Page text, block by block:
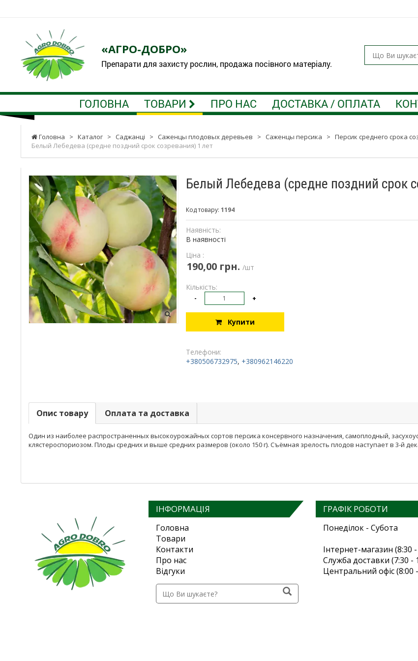
«АГРО-ДОБРО»
Препарати для захисту рослин, продажа посівного матеріалу.
ГОЛОВНА ТОВАРИ ПРО НАС ДОСТАВКА / ОПЛАТА
Головна > Каталог > Саджанці > Саженцы плодовых деревьев > Саженцы персика > Персик среднего срока
Белый Лебедева (средне поздний срок созревания) 1 лет
Белый Лебедева (средне поздний срок
Код товару: 1194
Наявність:
В наявності
Ціна :
190,00 грн. /шт
Кількість:
- +
Купити
Телефони:
+380506732975, +380962146220
Опис товару Оплата та доставка
Один из наиболее распространенных высокоурожайных сортов персика консервного назначения, самоплодный,
клястероспориозом. Плоды средних и выше средних размеров (около 150 г). Съёмная зрелость плодов наступает в 3-й
ІНФОРМАЦІЯ
Головна
Товари
Контакти
Про нас
Відгуки
ГРАФІК РОБОТИ
Понеділок - Субота
Інтернет-магазин (8:30
Служба доставки (7:30 -
Центральний офіс (8:00